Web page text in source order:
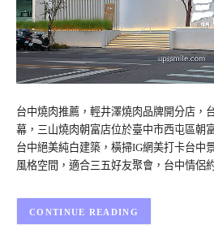
台中燒肉推薦，輕井澤燒肉品牌開分店，
幕，三山燒肉朝富店位於臺中市西屯區朝
台中絕美純白建築，橫掃IG網美打卡台中
風格空間，適合三五好友聚會，台中情侶
CONTINUE READING